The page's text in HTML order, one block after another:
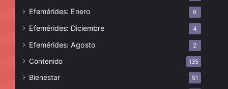
Efemérides: Enero 6
Efemérides: Diciembre 4
Efemérides: Agosto 2
Contenido 135
Bienestar 51